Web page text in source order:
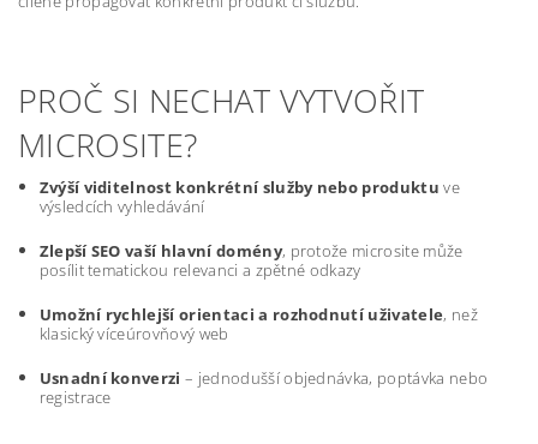
PROČ SI NECHAT VYTVOŘIT
MICROSITE?
Zvýší viditelnost konkrétní služby nebo produktu ve
výsledcích vyhledávání
Zlepší SEO vaší hlavní domény, protože microsite může
posílit tematickou relevanci a zpětné odkazy
Umožní rychlejší orientaci a rozhodnutí uživatele, než
klasický víceúrovňový web
Usnadní konverzi – jednodušší objednávka, poptávka nebo
registrace